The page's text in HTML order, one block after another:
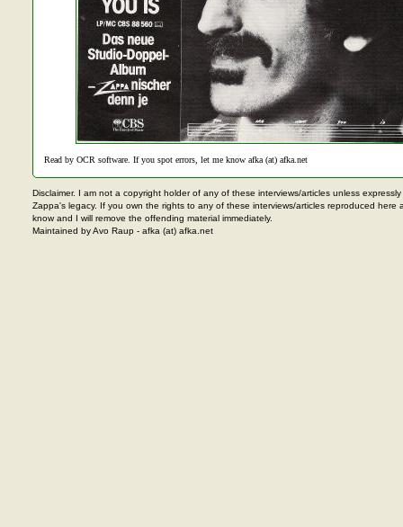
Read by OCR software. If you spot errors, let me know afka (at) afka.net
Disclaimer. I am not a copyright holder of any of these interviews/articles unless
Zappa's legacy. If you own the rights to any of these interviews/articles reproduced
know and I will remove the offending material immediately.
Maintained by Avo Raup - afka (at) afka.net